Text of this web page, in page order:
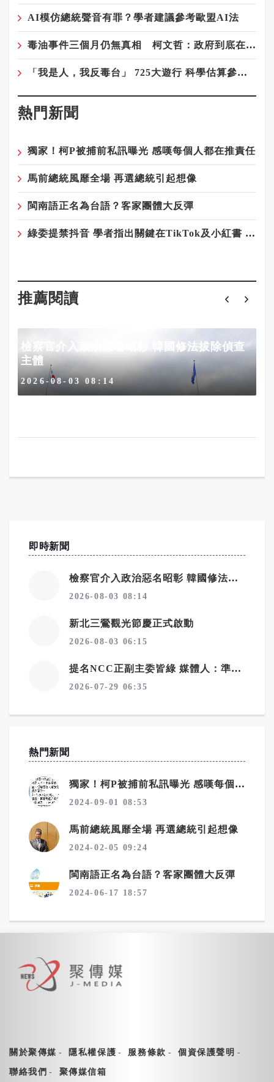
AI模仿總統聲音有罪？學者建議參考歐盟AI法
毒油事件三個月仍無真相 柯文哲：政府到底在隱瞞什麼？
「我是人，我反毒台」 725大遊行 科學估算參與人數9-12萬人
熱門新聞
獨家！柯P被捕前私訊曝光 感嘆每個人都在推責任
馬前總統風靡全場 再選總統引起想像
閩南語正名為台語？客家團體大反彈
綠委提禁抖音 學者指出關鍵在TikTok及小紅書 以及極權vs民主
推薦閱讀
檢察官介入政治惡名昭彰 韓國修法拔除偵查
主體
2026-08-03 08:14
即時新聞
檢察官介入政治惡名昭彰 韓國修法拔除偵查主體
2026-08-03 08:14
新北三鶯觀光節慶正式啟動
2026-08-03 06:15
提名NCC正副主委皆綠 媒體人：準備清算藍媒？
2026-07-29 06:35
熱門新聞
獨家！柯P被捕前私訊曝光 感嘆每個人都在推責任
2024-09-01 08:53
馬前總統風靡全場 再選總統引起想像
2024-02-05 09:24
閩南語正名為台語？客家團體大反彈
2024-06-17 18:57
關於聚傳媒 隱私權保護 服務條款 個資保護聲明
聯絡我們 聚傳媒信箱